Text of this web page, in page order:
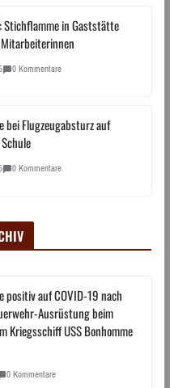
Stichflamme in Gaststätte
0 Kommentare
bei Flugzeugabsturz auf
0 Kommentare
positiv auf COVID-19 nach
Ausrüstung beim
Kriegsschiff USS Bonhomme
0 Kommentare